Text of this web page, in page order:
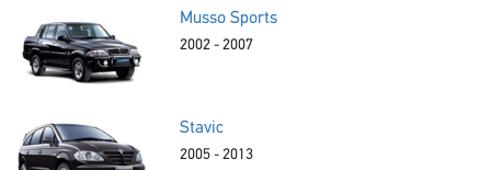
Musso Sports
2002 - 2007
Stavic
2005 - 2013